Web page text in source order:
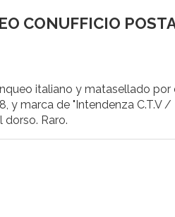
CONUFFICIO
italiano y matasellado por
y marca de "Intendenza C.T.V /
dorso. Raro.